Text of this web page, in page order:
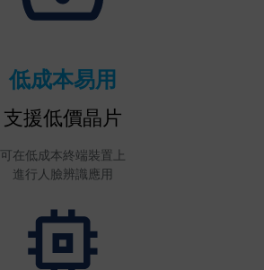
低成本易用
支援低價晶片
可在低成本終端裝置上
進行人臉辨識應用